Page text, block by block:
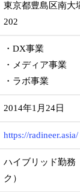
東京都豊島区南大
202
・DX事業
・メディア事業
・ラボ事業
2014年1月24日
https://radineer.asia/
ハイブリッド勤務
ク）